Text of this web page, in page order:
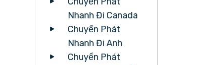
Nhanh Đi Canada
Chuyển Phát
Nhanh Đi Anh
Chuyển Phát